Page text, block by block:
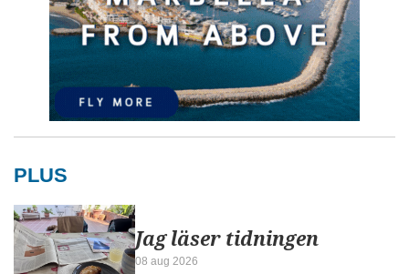
PLUS
Jag läser tidningen
08 aug 2026